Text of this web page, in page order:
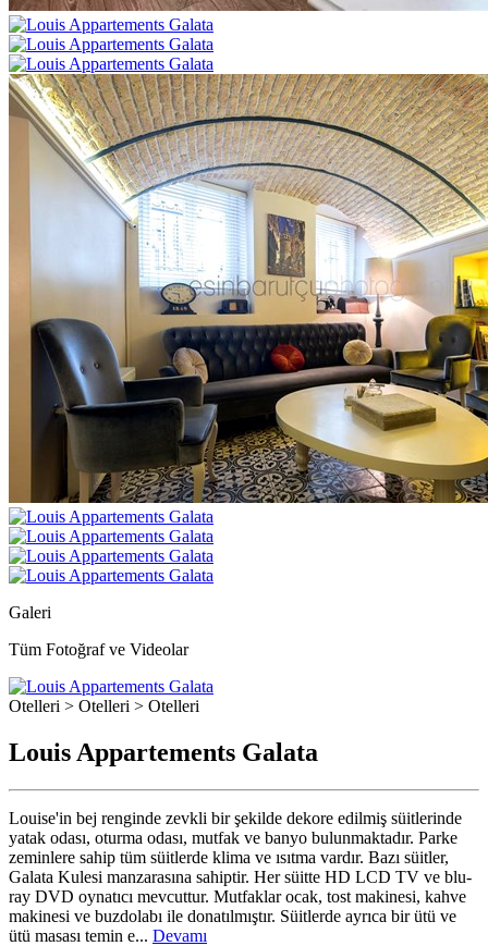
Galeri
Tüm Fotoğraf ve Videolar
Otelleri > Otelleri > Otelleri
Louis Appartements Galata
Louise'in bej renginde zevkli bir şekilde dekore edilmiş süitlerinde
yatak odası, oturma odası, mutfak ve banyo bulunmaktadır. Parke
zeminlere sahip tüm süitlerde klima ve ısıtma vardır. Bazı süitler,
Galata Kulesi manzarasına sahiptir. Her süitte HD LCD TV ve blu-
ray DVD oynatıcı mevcuttur. Mutfaklar ocak, tost makinesi, kahve
makinesi ve buzdolabı ile donatılmıştır. Süitlerde ayrıca bir ütü ve
ütü masası temin e... Devamı